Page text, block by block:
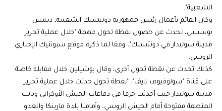
الشعبية".
وكان القائم بأعمال رئيس جمهورية دونيتسك الشعبية، دينيس
بوشيلين، تحدث عن حصول نقطة تحول مهمة "خلال عملية تحرير
مدينة سوليدار في دونتيسك"، وفقا لما ذكره موقع سبوتنيك الإخباري
الروسي.
كذلك تحدث عن نقطة تحول أخرى، وقال بوشيلين خلال مقابلة خاصة
على قناة "سولوفيوف لايف": "نقطة تحول حدثت خلال عملية تحرير
مدينة سوليدار حيث أحدثت خرقا في دفاعات الجيش الأوكراني وباتت
المنطقة مفتوحة أمام الجيش الروسي، وأمامنا بلدة مارينكا والعدو